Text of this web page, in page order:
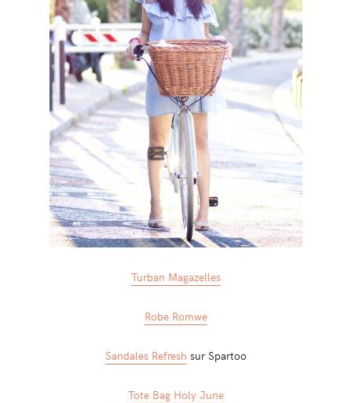
Turban Magazelles
Robe Romwe
Sandales Refresh sur Spartoo
Tote Bag Holy June